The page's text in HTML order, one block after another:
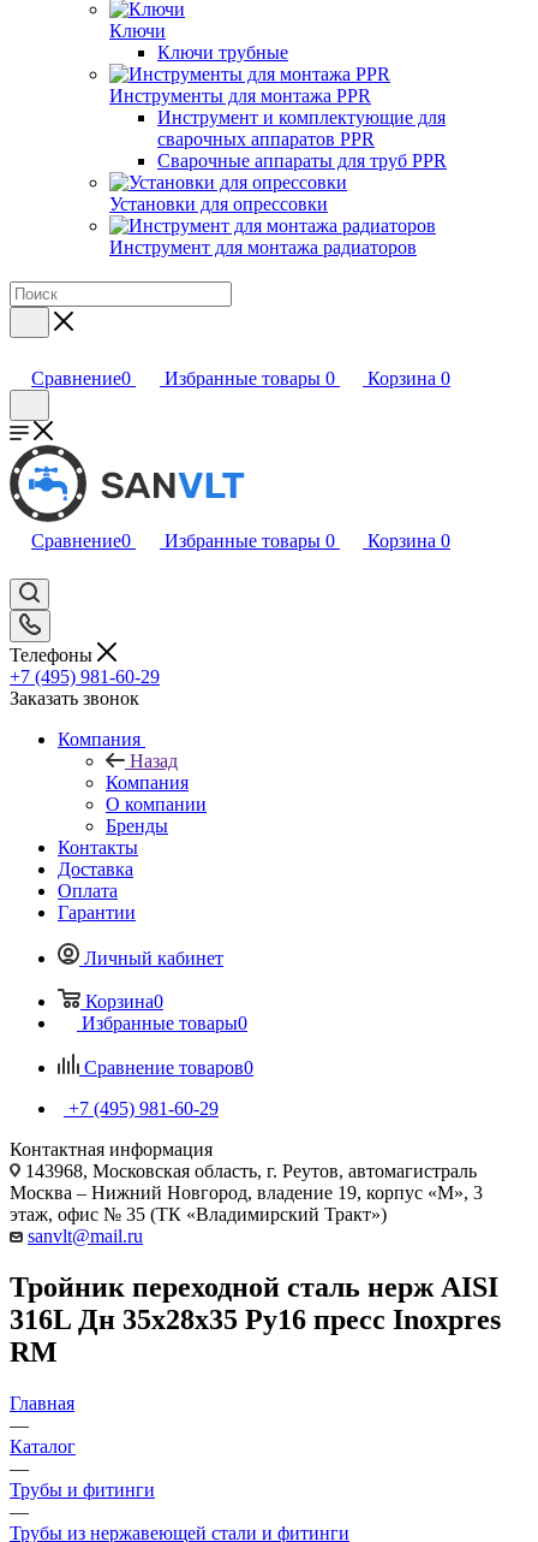
Ключи
Ключи трубные
Инструменты для монтажа PPR
Инструмент и комплектующие для
сварочных аппаратов PPR
Сварочные аппараты для труб PPR
Установки для опрессовки
Инструмент для монтажа радиаторов
Сравнение0 Избранные товары 0 Корзина 0
Сравнение0 Избранные товары 0 Корзина 0
Телефоны
+7 (495) 981-60-29
Заказать звонок
Компания
Назад
Компания
О компании
Бренды
Контакты
Доставка
Оплата
Гарантии
Личный кабинет
Корзина0
Избранные товары0
Сравнение товаров0
+7 (495) 981-60-29
Контактная информация
143968, Московская область, г. Реутов, автомагистраль
Москва – Нижний Новгород, владение 19, корпус «М», 3
этаж, офис № 35 (ТК «Владимирский Тракт»)
sanvlt@mail.ru
Тройник переходной сталь нерж AISI
316L Дн 35х28х35 Ру16 пресс Inoxpres
RM
Главная
—
Каталог
—
Трубы и фитинги
—
Трубы из нержавеющей стали и фитинги